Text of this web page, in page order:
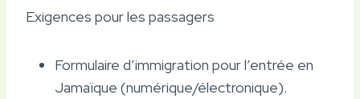
Exigences pour les passagers
Formulaire d’immigration pour l’entrée en
Jamaïque (numérique/électronique).